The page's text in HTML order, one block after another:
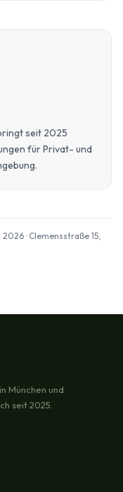
seit 2025
für Privat- und
· Clemensstraße 15,
München und
seit 2025.